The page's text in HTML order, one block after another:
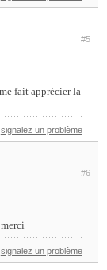
#5
fait apprécier la
signalez un problème
#6
signalez un problème